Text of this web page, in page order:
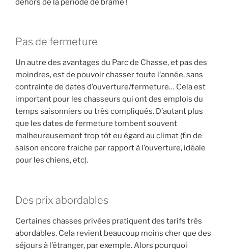
dehors de la période de brame !
Pas de fermeture
Un autre des avantages du Parc de Chasse, et pas des
moindres, est de pouvoir chasser toute l’année, sans
contrainte de dates d’ouverture/fermeture… Cela est
important pour les chasseurs qui ont des emplois du
temps saisonniers ou très compliqués. D’autant plus
que les dates de fermeture tombent souvent
malheureusement trop tôt eu égard au climat (fin de
saison encore fraiche par rapport à l’ouverture, idéale
pour les chiens, etc).
Des prix abordables
Certaines chasses privées pratiquent des tarifs très
abordables. Cela revient beaucoup moins cher que des
séjours à l’étranger, par exemple. Alors pourquoi